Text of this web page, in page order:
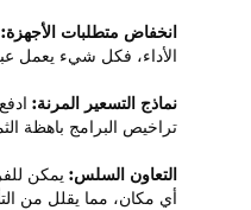
انخفاض متطلبات الأجهزة:
الأداء، فكل شيء يعمل
نماذج التسعير المرنة:
تراخيص البرامج باهظة
التعاون السلس: يمكن
أي مكان، مما يقلل من